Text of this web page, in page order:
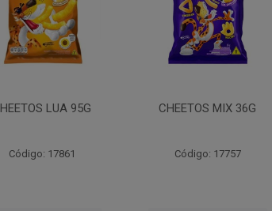
LUA 95G
Código: 17861
CHEETOS MIX 36G
Código: 17757